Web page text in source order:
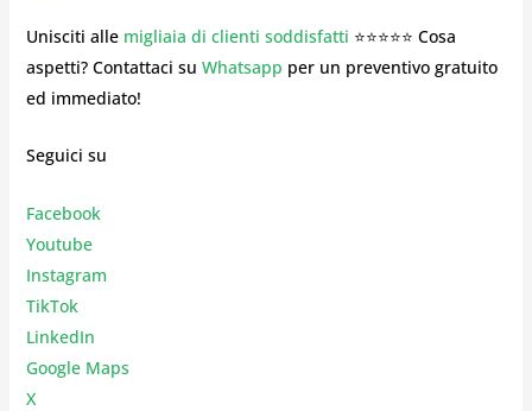
Unisciti alle migliaia di clienti soddisfatti ⭐⭐⭐⭐⭐ Cosa
aspetti? Contattaci su Whatsapp per un preventivo gratuito
ed immediato!
Seguici su
Facebook
Youtube
Instagram
TikTok
LinkedIn
Google Maps
X